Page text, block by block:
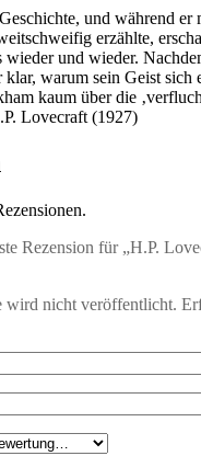
und während er
erzählte,
wieder und wieder.
klar, warum sein Geist sich
kaum über die
Lovecraft (1927)
Rezension für „H.P.
wird nicht veröffentlicht.